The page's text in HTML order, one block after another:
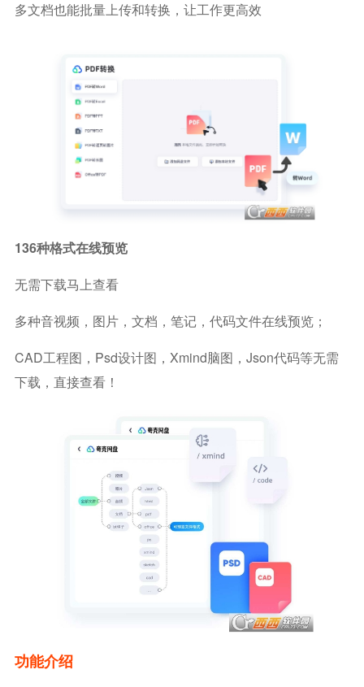
多文档也能批量上传和转换，让工作更高效
136种格式在线预览
无需下载马上查看
多种音视频，图片，文档，笔记，代码文件在线预览；
CAD工程图，psd设计图，xmind脑图，json代码等无需
下载，直接查看！
功能介绍